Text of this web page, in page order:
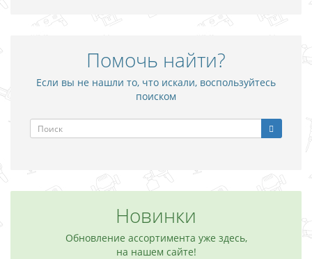
Помочь найти?
Если вы не нашли то, что искали, воспользуйтесь
поиском
Новинки
Обновление ассортимента уже здесь,
на нашем сайте!